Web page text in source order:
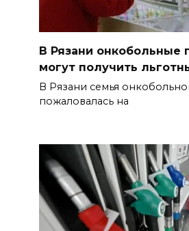
В Рязани онкобольные
могут получить
В Рязани семья
пожаловалась на